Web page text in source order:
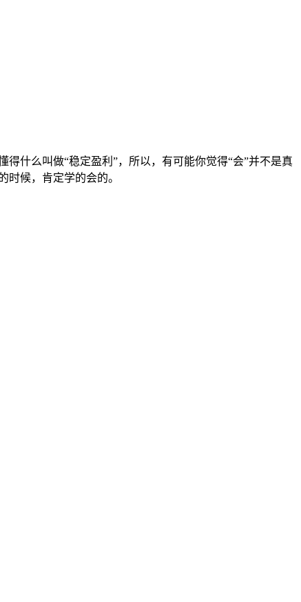
什么叫做“稳定盈利”，所以，有可能你觉得“会”并不是真
候，肯定学的会的。